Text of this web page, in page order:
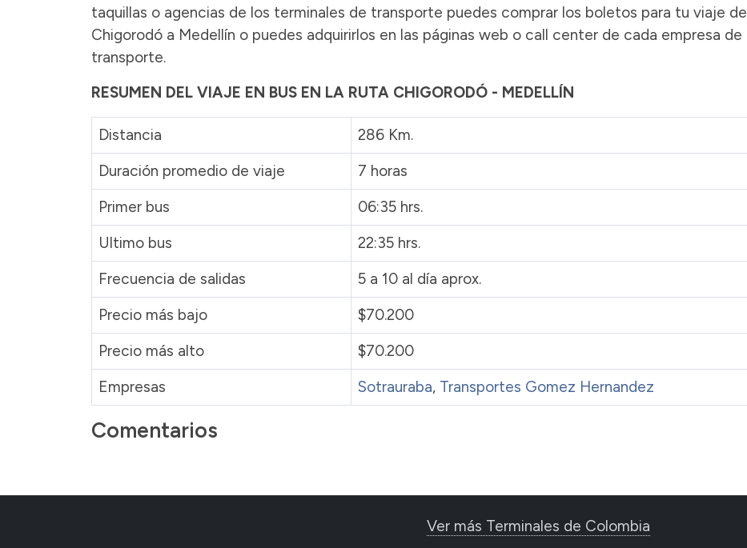
taquillas o agencias de los terminales de transporte puedes comprar los boletos para tu viaje de
Chigorodó a Medellín o puedes adquirirlos en las páginas web o call center de cada empresa de
transporte.
RESUMEN DEL VIAJE EN BUS EN LA RUTA CHIGORODÓ - MEDELLÍN
Distancia
286 Km.
Duración promedio de viaje
7 horas
Primer bus
06:35 hrs.
Ultimo bus
22:35 hrs.
Frecuencia de salidas
5 a 10 al día aprox.
Precio más bajo
$70.200
Precio más alto
$70.200
Empresas
Sotrauraba, Transportes Gomez Hernandez
Comentarios
Ver más Terminales de Colombia